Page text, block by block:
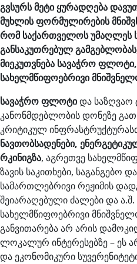
გვსურს მეტი ყურადღება
მუხლის ფორმულირების
რომ საქართველოს უმაღლეს
განსაკუთრებულ
მიეკუთვნება სავაჭრო
სახელმწიფოებრივი
სავაჭრო ფლოტიდა საზღვაო
კანონმდებლობის დონეზე
კრიტიკულ
ნავთობსადენები,
რკინიგზა, აგრეთვე
ზავის საკითხები, საგანგებო
სამართლებრივი რეჟიმის
შეიარაღებული ძალები და ა.შ.
სახელმწიფოებრივი
განვითარება არ არის
ლოკალურ ინტერესებზე – ეს
და ეკონომიკური